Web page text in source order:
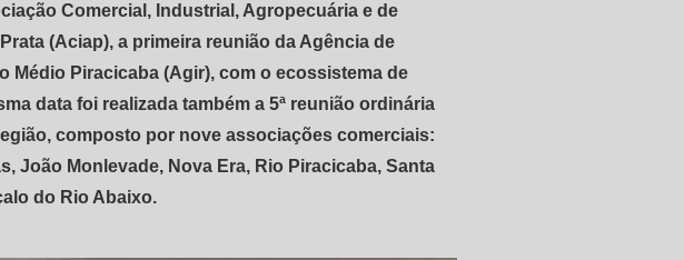
Comercial, Industrial, Agropecuária e de
(Aciap), a primeira reunião da Agência de
Médio Piracicaba (Agir), com o ecossistema de
data foi realizada também a 5ª reunião ordinária
composto por nove associações comerciais:
João Monlevade, Nova Era, Rio Piracicaba, Santa
do Rio Abaixo.